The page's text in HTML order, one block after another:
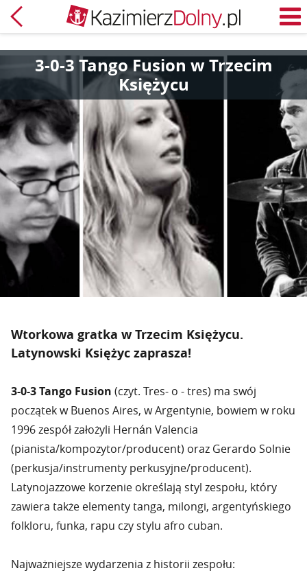
Powrót
3-0-3 Tango Fusion w Trzecim
Księżycu
Wtorkowa gratka w Trzecim Księżycu.
Latynowski Księżyc zaprasza!
3-0-3 Tango Fusion (czyt. Tres- o - tres) ma swój
początek w Buenos Aires, w Argentynie, bowiem w roku
1996 zespół założyli Hernán Valencia
(pianista/kompozytor/producent) oraz Gerardo Solnie
(perkusja/instrumenty perkusyjne/producent).
Latynojazzowe korzenie określają styl zespołu, który
zawiera także elementy tanga, milongi, argentyńskiego
folkloru, funka, rapu czy stylu afro cuban.
Najważniejsze wydarzenia z historii zespołu: